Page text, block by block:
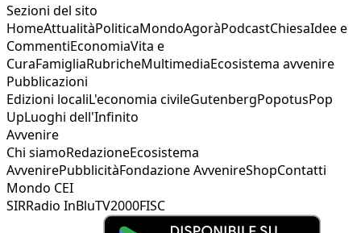
Sezioni del sito
HomeAttualitàPoliticaMondoAgoràPodcastChiesaIdee e
CommentiEconomiaVita e
CuraFamigliaRubricheMultimediaEcosistema avvenire
Pubblicazioni
Edizioni localiL'economia civileGutenbergPopotusPop
UpLuoghi dell'Infinito
Avvenire
Chi siamoRedazioneEcosistema
AvvenirePubblicitàFondazione AvvenireShopContatti
Mondo CEI
SIRRadio InBluTV2000FISC